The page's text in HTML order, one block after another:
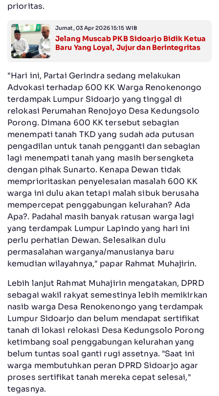
prioritas.
Jumat, 03 Apr 2026 15:15 WIB
Jelang Muscab PKB Sidoarjo Bidik Ketua
Baru Yang Loyal, Jujur dan Berintegritas
"Hari ini, Partai Gerindra sedang melakukan
Advokasi terhadap 600 KK Warga Renokenongo
terdampak Lumpur Sidoarjo yang tinggal di
relokasi Perumahan Renojoyo Desa Kedungsolo
Porong. Dimana 600 KK tersebut sebagian
menempati tanah TKD yang sudah ada putusan
pengadilan untuk tanah pengganti dan sebagian
lagi menempati tanah yang masih bersengketa
dengan pihak Sunarto. Kenapa Dewan tidak
memprioritaskan penyelesaian masalah 600 KK
warga ini dulu akan tetapi malah sibuk berusaha
mempercepat penggabungan kelurahan? Ada
Apa?. Padahal masih banyak ratusan warga lagi
yang terdampak Lumpur Lapindo yang hari ini
perlu perhatian Dewan. Selesaikan dulu
permasalahan warganya/manusianya baru
kemudian wilayahnya," papar Rahmat Muhajirin.
Lebih lanjut Rahmat Muhajirin mengatakan, DPRD
sebagai wakil rakyat semestinya lebih memikirkan
nasib warga Desa Renokenongo yang terdampak
Lumpur Sidoarjo dan belum mendapat sertifikat
tanah di lokasi relokasi Desa Kedungsolo Porong
ketimbang soal penggabungan kelurahan yang
belum tuntas soal ganti rugi assetnya. "Saat ini
warga membutuhkan peran DPRD Sidoarjo agar
proses sertifikat tanah mereka cepat selesai,"
tegasnya.